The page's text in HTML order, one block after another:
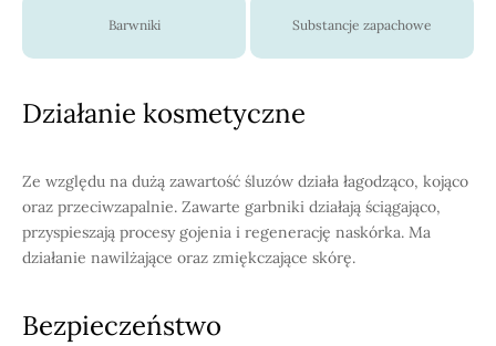
Barwniki Substancje zapachowe
Działanie kosmetyczne
Ze względu na dużą zawartość śluzów działa łagodząco, kojąco
oraz przeciwzapalnie. Zawarte garbniki działają ściągająco,
przyspieszają procesy gojenia i regenerację naskórka. Ma
działanie nawilżające oraz zmiękczające skórę.
Bezpieczeństwo